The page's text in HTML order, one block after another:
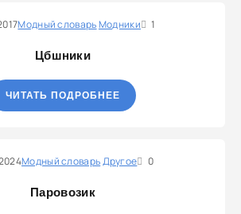
Модный словарьМодники 1
Цбшники
ЧИТАТЬ ПОДРОБНЕЕ
Модный словарьДругое 0
Паровозик